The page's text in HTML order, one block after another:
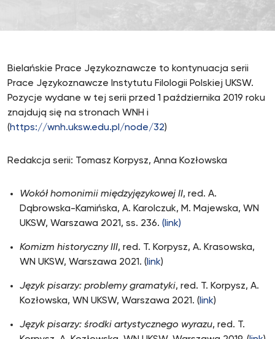
Bielańskie Prace Językoznawcze to kontynuacja serii
Prace Językoznawcze Instytutu Filologii Polskiej UKSW.
Pozycje wydane w tej serii przed 1 października 2019 roku
znajdują się na stronach WNH i
(https://wnh.uksw.edu.pl/node/32)
Redakcja serii: Tomasz Korpysz, Anna Kozłowska
Wokół homonimii międzyjęzykowej II, red. A.
Dąbrowska-Kamińska, A. Karolczuk, M. Majewska, WN
UKSW, Warszawa 2021, ss. 236. (link)
Komizm historyczny III, red. T. Korpysz, A. Krasowska,
WN UKSW, Warszawa 2021. ( link)
Język pisarzy: problemy gramatyki, red. T. Korpysz, A.
Kozłowska, WN UKSW, Warszawa 2021. ( link)
Język pisarzy: środki artystycznego wyrazu, red. T.